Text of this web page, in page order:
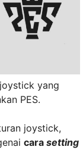
yang
PES.
joystick,
cara setting